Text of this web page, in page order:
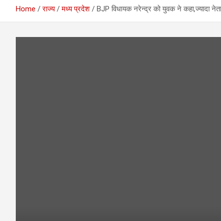
Home राज्य मध्य प्रदेश BJP विधायक नरेन्द्र को युवक ने कहा,ज्यादा